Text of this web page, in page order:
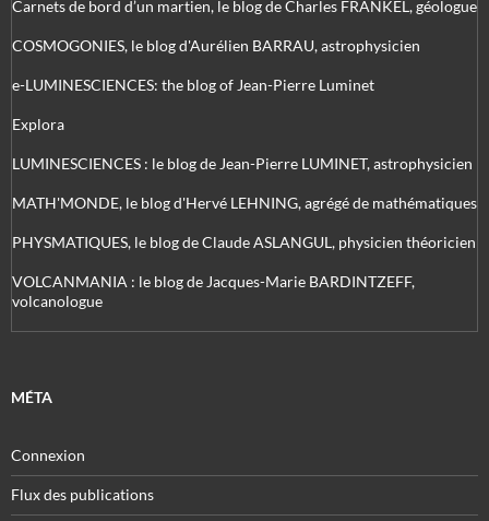
Carnets de bord d’un martien, le blog de Charles FRANKEL, géologue
COSMOGONIES, le blog d'Aurélien BARRAU, astrophysicien
e-LUMINESCIENCES: the blog of Jean-Pierre Luminet
Explora
LUMINESCIENCES : le blog de Jean-Pierre LUMINET, astrophysicien
MATH'MONDE, le blog d'Hervé LEHNING, agrégé de mathématiques
PHYSMATIQUES, le blog de Claude ASLANGUL, physicien théoricien
VOLCANMANIA : le blog de Jacques-Marie BARDINTZEFF,
volcanologue
MÉTA
Connexion
Flux des publications